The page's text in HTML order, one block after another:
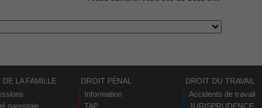
DE LA FAMILLE
parentale
DROIT PÉNAL
Information
TAP
DROIT DU TRAVAIL
Accidents de travail
JURISPRUDENCE